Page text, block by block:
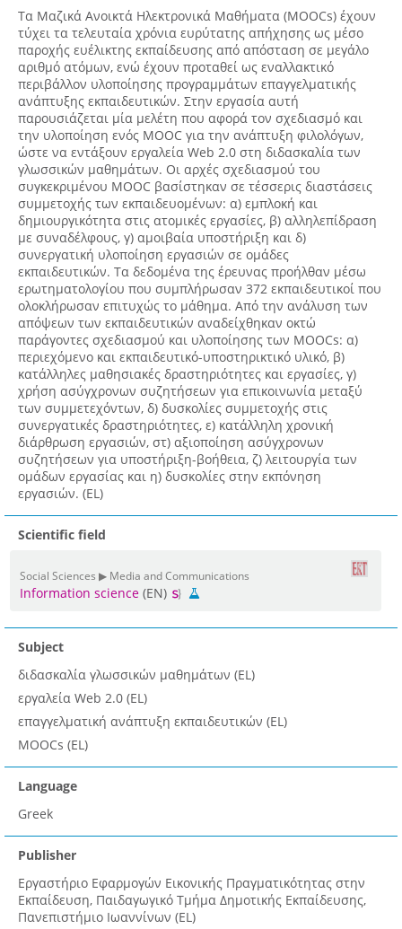
Τα Μαζικά Ανοικτά Ηλεκτρονικά Μαθήματα (MOOCs) έχουν
τύχει τα τελευταία χρόνια ευρύτατης απήχησης ως μέσο
παροχής ευέλικτης εκπαίδευσης από απόσταση σε μεγάλο
αριθμό ατόμων, ενώ έχουν προταθεί ως εναλλακτικό
περιβάλλον υλοποίησης προγραμμάτων επαγγελματικής
ανάπτυξης εκπαιδευτικών. Στην εργασία αυτή
παρουσιάζεται μία μελέτη που αφορά τον σχεδιασμό και
την υλοποίηση ενός MOOC για την ανάπτυξη φιλολόγων,
ώστε να εντάξουν εργαλεία Web 2.0 στη διδασκαλία των
γλωσσικών μαθημάτων. Οι αρχές σχεδιασμού του
συγκεκριμένου MOOC βασίστηκαν σε τέσσερις διαστάσεις
συμμετοχής των εκπαιδευομένων: α) εμπλοκή και
δημιουργικότητα στις ατομικές εργασίες, β) αλληλεπίδραση
με συναδέλφους, γ) αμοιβαία υποστήριξη και δ)
συνεργατική υλοποίηση εργασιών σε ομάδες
εκπαιδευτικών. Τα δεδομένα της έρευνας προήλθαν μέσω
ερωτηματολογίου που συμπλήρωσαν 372 εκπαιδευτικοί που
ολοκλήρωσαν επιτυχώς το μάθημα. Από την ανάλυση των
απόψεων των εκπαιδευτικών αναδείχθηκαν οκτώ
παράγοντες σχεδιασμού και υλοποίησης των MOOCs: α)
περιεχόμενο και εκπαιδευτικό-υποστηρικτικό υλικό, β)
κατάλληλες μαθησιακές δραστηριότητες και εργασίες, γ)
χρήση ασύγχρονων συζητήσεων για επικοινωνία μεταξύ
των συμμετεχόντων, δ) δυσκολίες συμμετοχής στις
συνεργατικές δραστηριότητες, ε) κατάλληλη χρονική
διάρθρωση εργασιών, στ) αξιοποίηση ασύγχρονων
συζητήσεων για υποστήριξη-βοήθεια, ζ) λειτουργία των
ομάδων εργασίας και η) δυσκολίες στην εκπόνηση
εργασιών. (EL)
Scientific field
Social Sciences ▶ Media and Communications
Information science (EN)
Subject
διδασκαλία γλωσσικών μαθημάτων (EL)
εργαλεία Web 2.0 (EL)
επαγγελματική ανάπτυξη εκπαιδευτικών (EL)
MOOCs (EL)
Language
Greek
Publisher
Εργαστήριο Εφαρμογών Εικονικής Πραγματικότητας στην
Εκπαίδευση, Παιδαγωγικό Τμήμα Δημοτικής Εκπαίδευσης,
Πανεπιστήμιο Ιωαννίνων (EL)